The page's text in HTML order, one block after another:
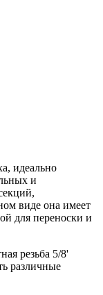
идеально
и
виде она имеет
для переноски и
резьба 5/8'
различные